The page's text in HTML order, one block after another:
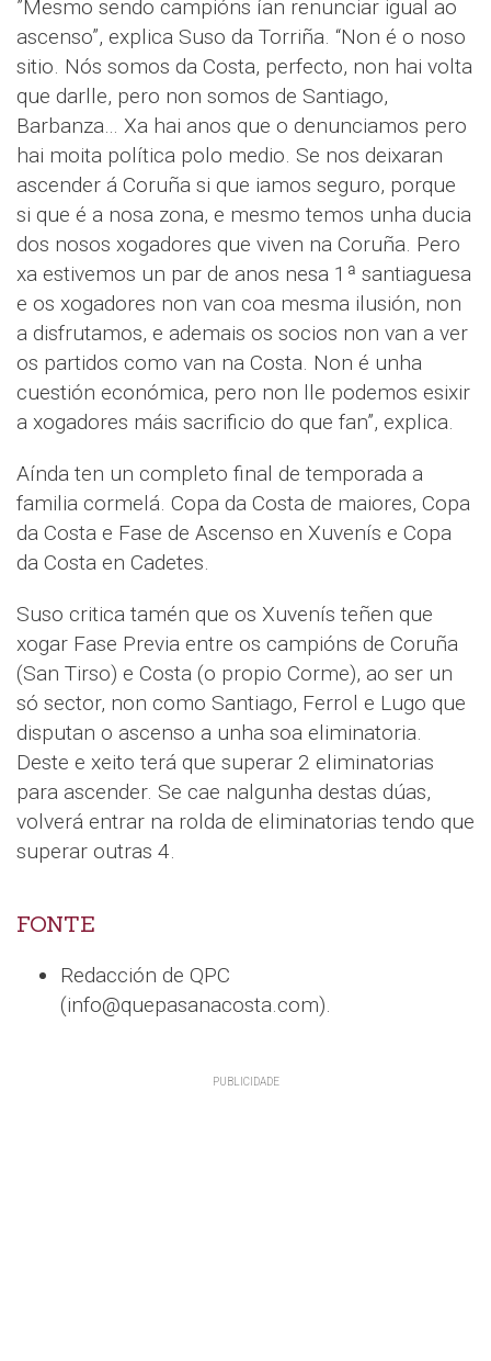
”Mesmo sendo campións ían renunciar igual ao
ascenso”, explica Suso da Torriña. “Non é o noso
sitio. Nós somos da Costa, perfecto, non hai volta
que darlle, pero non somos de Santiago,
Barbanza… Xa hai anos que o denunciamos pero
hai moita política polo medio. Se nos deixaran
ascender á Coruña si que iamos seguro, porque
si que é a nosa zona, e mesmo temos unha ducia
dos nosos xogadores que viven na Coruña. Pero
xa estivemos un par de anos nesa 1ª santiaguesa
e os xogadores non van coa mesma ilusión, non
a disfrutamos, e ademais os socios non van a ver
os partidos como van na Costa. Non é unha
cuestión económica, pero non lle podemos esixir
a xogadores máis sacrificio do que fan”, explica.
Aínda ten un completo final de temporada a
familia cormelá. Copa da Costa de maiores, Copa
da Costa e Fase de Ascenso en Xuvenís e Copa
da Costa en Cadetes.
Suso critica tamén que os Xuvenís teñen que
xogar Fase Previa entre os campións de Coruña
(San Tirso) e Costa (o propio Corme), ao ser un
só sector, non como Santiago, Ferrol e Lugo que
disputan o ascenso a unha soa eliminatoria.
Deste e xeito terá que superar 2 eliminatorias
para ascender. Se cae nalgunha destas dúas,
volverá entrar na rolda de eliminatorias tendo que
superar outras 4.
FONTE
Redacción de QPC
(info@quepasanacosta.com).